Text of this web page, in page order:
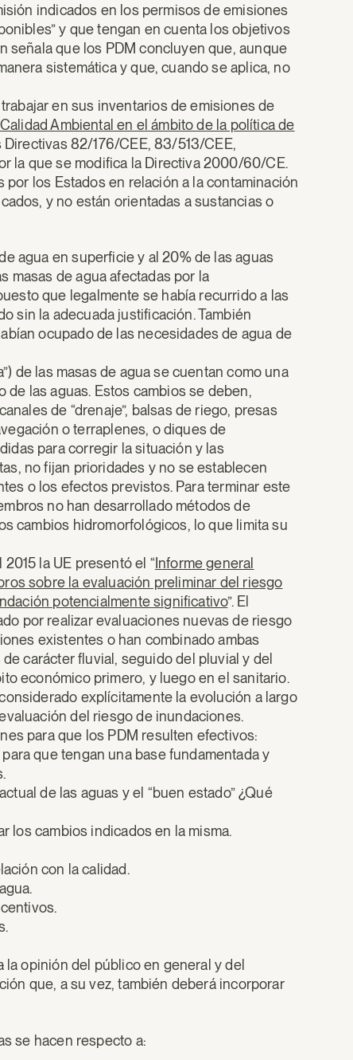
indicados en los permisos de emisiones
y que tengan en cuenta los objetivos
señala que los PDM concluyen que, aunque
sistemática y que, cuando se aplica, no
en sus inventarios de emisiones de
Ambiental en el ámbito de la política de
82/176/CEE, 83/513/CEE,
la que se modifica la Directiva 2000/60/CE.
los Estados en relación a la contaminación
y no están orientadas a sustancias o
agua en superficie y al 20% de las aguas
masas de agua afectadas por la
que legalmente se había recurrido a las
sin la adecuada justificación. También
ocupado de las necesidades de agua de
de las masas de agua se cuentan como una
las aguas. Estos cambios se deben,
de “drenaje”, balsas de riego, presas
o terraplenes, o diques de
para corregir la situación y las
no fijan prioridades y no se establecen
o los efectos previstos. Para terminar este
no han desarrollado métodos de
cambios hidromorfológicos, lo que limita su
la UE presentó el “Informe general
sobre la evaluación preliminar del riesgo
potencialmente significativo”. El
por realizar evaluaciones nuevas de riesgo
existentes o han combinado ambas
carácter fluvial, seguido del pluvial y del
económico primero, y luego en el sanitario.
explícitamente la evolución a largo
del riesgo de inundaciones.
para que los PDM resulten efectivos:
que tengan una base fundamentada y
de las aguas y el “buen estado” ¿Qué
los cambios indicados en la misma.
con la calidad.
la opinión del público en general y del
que, a su vez, también deberá incorporar
se hacen respecto a: